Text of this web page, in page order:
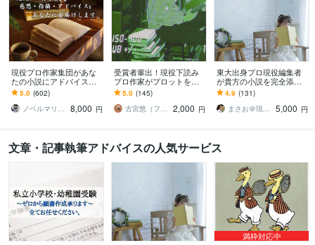
現役プロ作家集団があな
たの小説にアドバイスし
ます 商業的な視点から講
評をします【長編小説の
講評5千～１万字！】
5.0 (602)
ノベルマリット
8,000 円
受賞者輩出！現役下読み
プロ作家がプロットを読
みます 新人賞で結果を出
すには企画力が命！プロ
が実践的にアドバイス
5.0 (145)
古宮悠（フルミヤユウ）
2,000 円
東大出身プロ現役編集者
が貴方の小説を完全添削
します 創作に悩む方、更
に作品を面白くしたい
方、デビューしたい方！
4.9 (131)
まさお＠現役プロ編集者
5,000 円
文章・記事執筆アドバイスの人気サービス
満枠対応中